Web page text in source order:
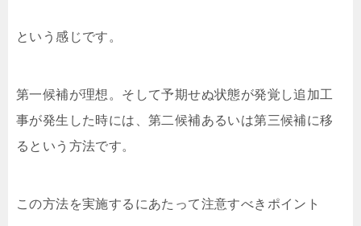
という感じです。
第一候補が理想。そして予期せぬ状態が発覚し追加工
事が発生した時には、第二候補あるいは第三候補に移
るという方法です。
この方法を実施するにあたって注意すべきポイント